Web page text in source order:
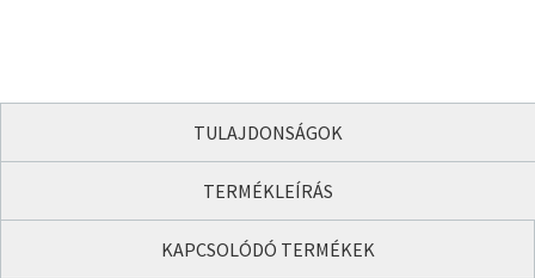
TULAJDONSÁGOK
TERMÉKLEÍRÁS
KAPCSOLÓDÓ TERMÉKEK